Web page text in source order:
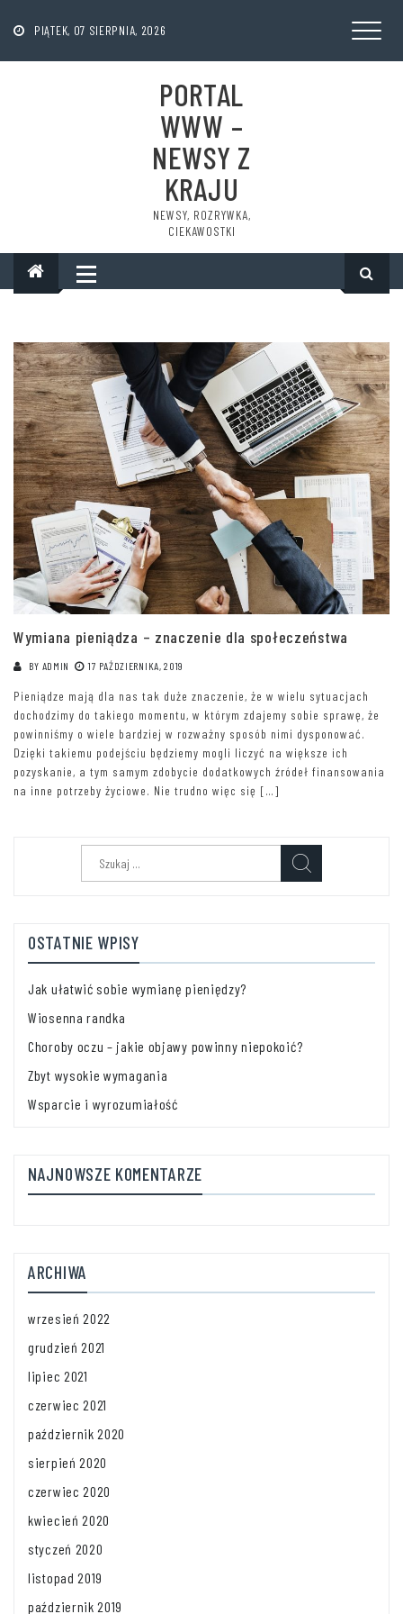
contentPIĄTEK, 07 SIERPNIA, 2026
PORTAL
WWW –
NEWSY Z
KRAJU
NEWSY, ROZRYWKA,
CIEKAWOSTKI
Wymiana pieniądza – znaczenie dla społeczeństwa
BY ADMIN 17 PAŹDZIERNIKA, 2019
Pieniądze mają dla nas tak duże znaczenie, że w wielu sytuacjach
dochodzimy do takiego momentu, w którym zdajemy sobie sprawę, że
powinniśmy o wiele bardziej w rozważny sposób nimi dysponować.
Dzięki takiemu podejściu będziemy mogli liczyć na większe ich
pozyskanie, a tym samym zdobycie dodatkowych źródeł finansowania
na inne potrzeby życiowe. Nie trudno więc się […]
OSTATNIE WPISY
Jak ułatwić sobie wymianę pieniędzy?
Wiosenna randka
Choroby oczu – jakie objawy powinny niepokoić?
Zbyt wysokie wymagania
Wsparcie i wyrozumiałość
NAJNOWSZE KOMENTARZE
ARCHIWA
wrzesień 2022
grudzień 2021
lipiec 2021
czerwiec 2021
październik 2020
sierpień 2020
czerwiec 2020
kwiecień 2020
styczeń 2020
listopad 2019
październik 2019